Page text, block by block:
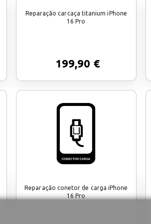
Reparação carcaça titanium iPhone
16 Pro
199,90 €
Reparação conetor de carga iPhone
16 Pro